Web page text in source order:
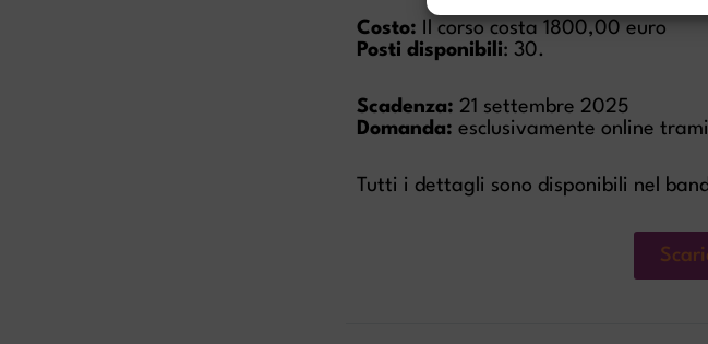
Costo: Il corso costa 1800,00 euro
Posti disponibili: 30.
Scadenza: 21 settembre 2025
Domanda: esclusivamente online
Tutti i dettagli sono disponibili nel